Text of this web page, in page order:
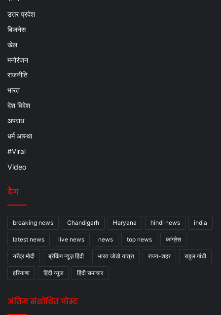
उत्तर प्रदेश
बिजनेस
खेल
मनोरंजन
राजनीति
भारत
देश विदेश
अपराध
धर्म आस्था
#Viral
Video
टैग
breaking news Chandigarh Haryana hindi news india
latest news live news news top news कांग्रेस
नरेंद्र मोदी ब्रेकिंग न्यूज़ हिंदी भारत जोड़ो यात्रा राज्य-शहर राहुल गांधी
हरियाणा हिंदी न्यूज हिंदी समाचार
अंतिम संशोधित पोस्ट